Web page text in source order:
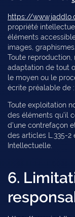
https://
propriété
éléments
images,
Toute reproduction,
adaptation de tout
le moyen ou le
écrite préalable de :
Toute exploitation
des éléments qu’il
d’une contrefaçon
des articles L.335-
Intellectuelle.
6.